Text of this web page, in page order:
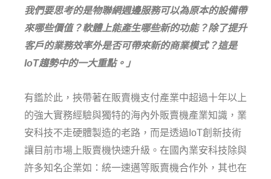
我們要思考的是物聯網週邊服務可以為原本的設備帶
來哪些價值？軟體上能產生哪些新的功能？除了提升
客戶的業務效率外是否可帶來新的商業模式？這是
IoT趨勢中的一大重點。」
有鑑於此，挾帶著在販賣機支付產業中超過十年以上
的強大實務經驗與獨特的海內外販賣機產業知識，業
安科技不走硬體製造的老路，而是透過IoT創新技術
讓目前市場上販賣機快速升級。在國內業安科技除與
許多知名企業如：統一速邁等販賣機合作外，其也在